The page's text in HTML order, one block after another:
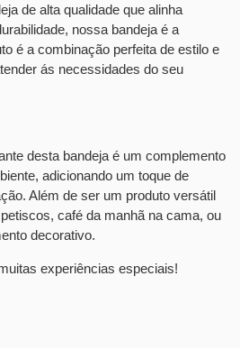
de alta qualidade que alinha
nossa bandeja é a
é a combinação perfeita de estilo e
ás necessidades do seu
desta bandeja é um complemento
adicionando um toque de
Além de ser um produto versátil
café da manhã na cama, ou
decorativo.
experiências especiais!